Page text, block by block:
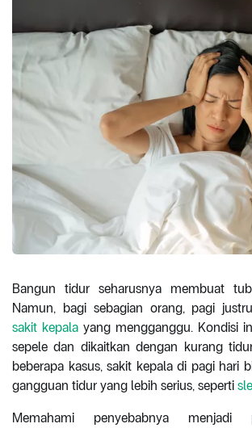
Bangun tidur seharusnya membuat
Namun, bagi sebagian orang, pagi
sakit kepala yang mengganggu. Kondisi
sepele dan dikaitkan dengan kurang
beberapa kasus, sakit kepala di pagi hari
gangguan tidur yang lebih serius, seperti
Memahami penyebabnya menjadi